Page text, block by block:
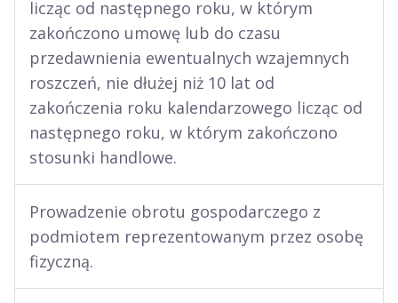
licząc od następnego roku, w którym
zakończono umowę lub do czasu
przedawnienia ewentualnych wzajemnych
roszczeń, nie dłużej niż 10 lat od
zakończenia roku kalendarzowego licząc od
następnego roku, w którym zakończono
stosunki handlowe.
Prowadzenie obrotu gospodarczego z
podmiotem reprezentowanym przez osobę
fizyczną.